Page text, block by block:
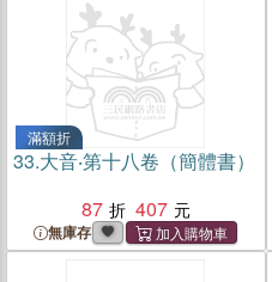
滿額折
33.大音‧第十八卷（簡體書）
87
407
無庫存